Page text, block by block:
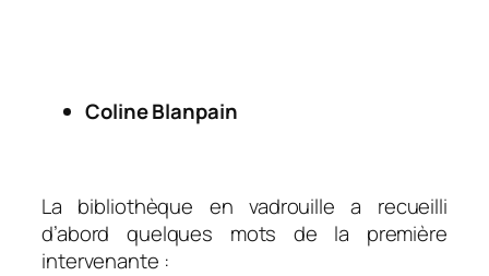
Coline Blanpain
La bibliothèque en vadrouille a recueilli
d’abord quelques mots de la première
intervenante :